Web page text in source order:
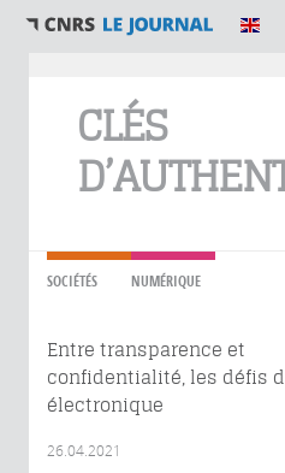
CLÉS
SOCIÉTÉS NUMÉRIQUE
Entre transparence et
confidentialité, les défis
électronique
26.04.2021